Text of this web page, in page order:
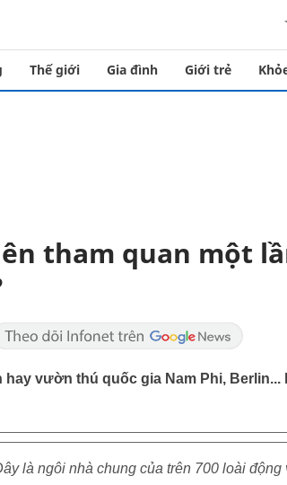
Thế giới Gia đình Giới trẻ
tham quan một
hay vườn thú quốc gia Nam Phi,
là ngôi nhà chung của trên 700 loài